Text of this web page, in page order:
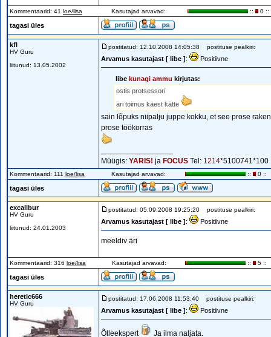
Kommentaarid: 41 loe/lisa Kasutajad arvavad: :: 0 ::
tagasi üles
kfl
HV Guru
liitunud: 13.05.2002
postitatud: 12.10.2008 14:05:38 postituse pealkiri:
Arvamus kasutajast [ libe ]: Positiivne
libe kunagi ammu kirjutas:
ostis protsessori
äri toimus käest kätte
sain lõpuks niipalju juppe kokku, et see prose
prose töökorras
Müügis: YARIS! ja FOCUS Tel: 1214*5100741*100
Kommentaarid: 111 loe/lisa Kasutajad arvavad: :: 0 ::
tagasi üles
excalibur
HV Guru
liitunud: 24.01.2003
postitatud: 05.09.2008 19:25:20 postituse pealkiri:
Arvamus kasutajast [ libe ]: Positiivne
meeldiv äri
Kommentaarid: 316 loe/lisa Kasutajad arvavad: :: 5 ::
tagasi üles
heretic666
HV Guru
postitatud: 17.06.2008 11:53:40 postituse pealkiri:
Arvamus kasutajast [ libe ]: Positiivne
Õlleekspert Ja ilma naljata.